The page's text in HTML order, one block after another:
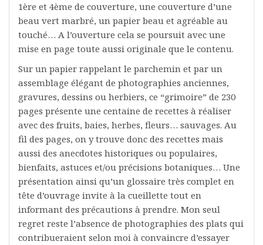
1ère et 4ème de couverture, une couverture d’une
beau vert marbré, un papier beau et agréable au
touché… A l’ouverture cela se poursuit avec une
mise en page toute aussi originale que le contenu.
Sur un papier rappelant le parchemin et par un
assemblage élégant de photographies anciennes,
gravures, dessins ou herbiers, ce “grimoire” de 230
pages présente une centaine de recettes à réaliser
avec des fruits, baies, herbes, fleurs… sauvages. Au
fil des pages, on y trouve donc des recettes mais
aussi des anecdotes historiques ou populaires,
bienfaits, astuces et/ou précisions botaniques… Une
présentation ainsi qu’un glossaire très complet en
tête d’ouvrage invite à la cueillette tout en
informant des précautions à prendre. Mon seul
regret reste l’absence de photographies des plats qui
contribueraient selon moi à convaincre d’essayer